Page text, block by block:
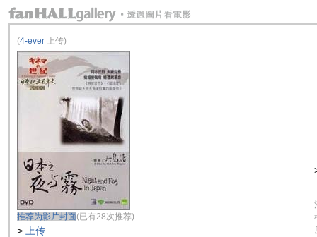
(4-ever 上传)
推荐为影片封面(已有28次推荐)
> 上传